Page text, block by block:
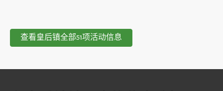
查看皇后镇全部51项活动信息